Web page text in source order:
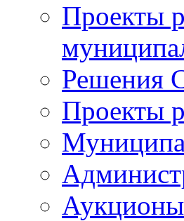
Проекты
Решения
Проекты